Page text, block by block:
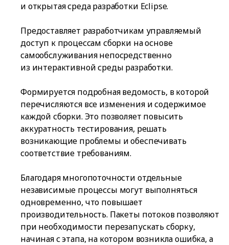
и открытая среда разработки Eclipse.
Предоставляет разработчикам управляемый
доступ к процессам сборки на основе
самообслуживания непосредственно
из интерактивной среды разработки.
Формируется подробная ведомость, в которой
перечисляются все изменения и содержимое
каждой сборки. Это позволяет повысить
аккуратность тестирования, решать
возникающие проблемы и обеспечивать
соответствие требованиям.
Благодаря многопоточности отдельные
независимые процессы могут выполняться
одновременно, что повышает
производительность. Пакеты потоков позволяют
при необходимости перезапускать сборку,
начиная с этапа, на котором возникла ошибка, а